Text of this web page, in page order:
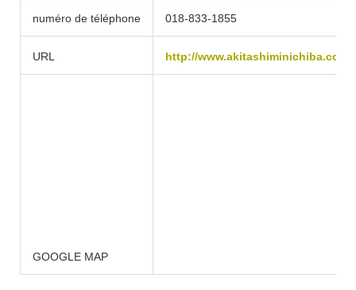
numéro de téléphone 018-833-1855
URL http://www.akitashiminichiba.com/
GOOGLE MAP